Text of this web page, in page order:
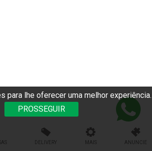
para lhe oferecer uma melhor experiência.
PROSSEGUIR
DELIVERY MAIS ANUNCIE